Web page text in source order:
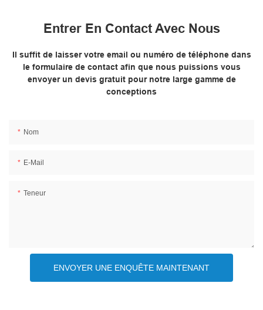
Entrer En Contact Avec Nous
Il suffit de laisser votre email ou numéro de téléphone dans
le formulaire de contact afin que nous puissions vous
envoyer un devis gratuit pour notre large gamme de
conceptions
Nom
E-Mail
Teneur
ENVOYER UNE ENQUÊTE MAINTENANT